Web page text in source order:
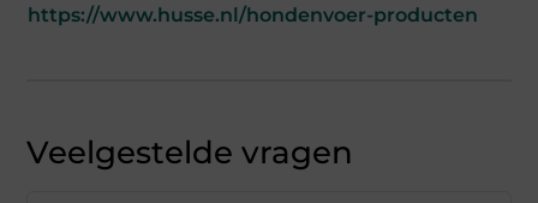
https://www.husse.nl/hondenvoer-producten
Veelgestelde vragen